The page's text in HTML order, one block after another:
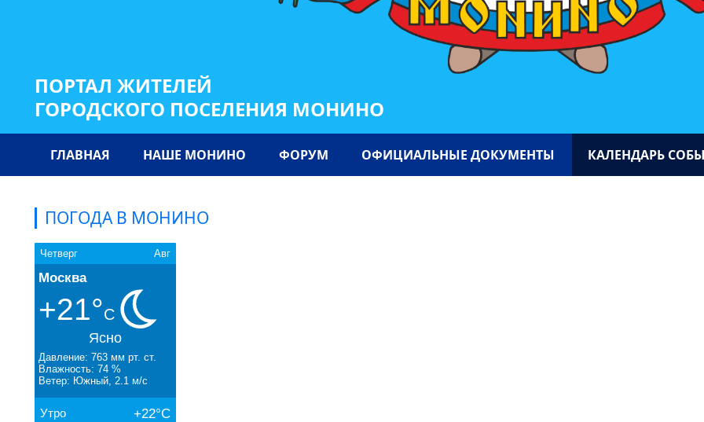
ПОРТАЛ ЖИТЕЛЕЙ
ГОРОДСКОГО ПОСЕЛЕНИЯ МОНИНО
ГЛАВНАЯ НАШЕ МОНИНО ФОРУМ ОФИЦИАЛЬНЫЕ ДОКУМЕНТЫ КАЛЕНДАРЬ
ПОГОДА В МОНИНО
Четверг Авг
Москва
+21°C
Ясно
Давление: 763 мм рт. ст.
Влажность: 74 %
Ветер: Южный, 2.1 м/с
Утро +22°C